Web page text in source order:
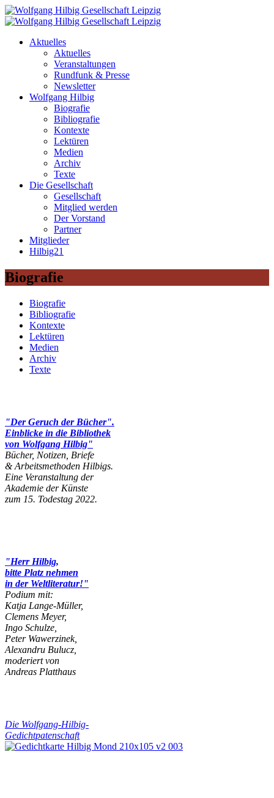
Aktuelles
Aktuelles
Veranstaltungen
Rundfunk & Presse
Newsletter
Wolfgang Hilbig
Biografie
Bibliografie
Kontexte
Lektüren
Medien
Archiv
Texte
Die Gesellschaft
Gesellschaft
Mitglied werden
Der Vorstand
Partner
Mitglieder
Hilbig21
Biografie
Biografie
Bibliografie
Kontexte
Lektüren
Medien
Archiv
Texte
"Der Geruch der Bücher".
Einblicke in die Bibliothek
von Wolfgang Hilbig"
Bücher, Notizen, Briefe
& Arbeitsmethoden Hilbigs.
Eine Veranstaltung der
Akademie der Künste
zum 15. Todestag 2022.
"Herr Hilbig,
bitte Platz nehmen
in der Weltliteratur!"
Podium mit:
Katja Lange-Müller,
Clemens Meyer,
Ingo Schulze,
Peter Wawerzinek,
Alexandru Bulucz,
moderiert von
Andreas Platthaus
Die Wolfgang-Hilbig-
Gedichtpatenschaft